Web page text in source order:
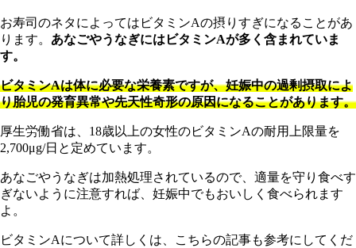
お寿司のネタによってはビタミンAの摂りすぎになることがあ
ります。 あなごやうなぎにはビタミンAが多く含まれていま
す。
ビタミンAは体に必要な栄養素ですが、妊娠中の過剰摂取によ
り胎児の発育異常や先天性奇形の原因になることがあります。
厚生労働省は、18歳以上の女性のビタミンAの耐用上限量を
2,700μg/日と定めています。
あなごやうなぎは加熱処理されているので、適量を守り食べす
ぎないように注意すれば、妊娠中でもおいしく食べられます
よ。
ビタミンAについて詳しくは、こちらの記事も参考にしてくだ